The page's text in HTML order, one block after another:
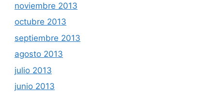
noviembre 2013
octubre 2013
septiembre 2013
agosto 2013
julio 2013
junio 2013